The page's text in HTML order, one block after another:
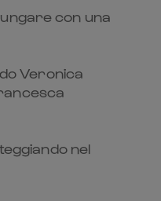
con una
Veronica
nel